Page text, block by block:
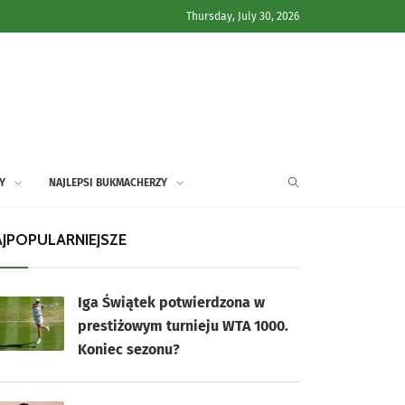
Thursday, July 30, 2026
NAJLEPSI BUKMACHERZY
Iga Świątek potwierdzona w
prestiżowym turnieju WTA 1000.
Koniec sezonu?